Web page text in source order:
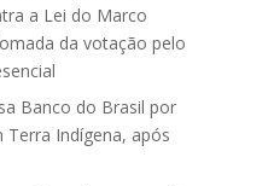
a Lei do Marco
da votação pelo
Banco do Brasil por
Terra Indígena, após